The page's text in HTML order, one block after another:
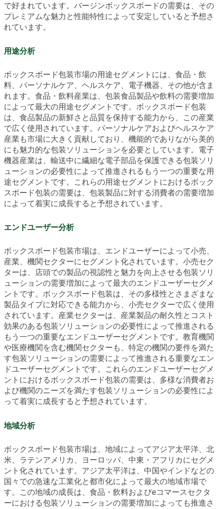
で好まれています。バージンボックスボードの需要は、その
プレミアムな魅力と性能特性によって安定していると予想さ
れています。
用途分析
ボックスボード包装市場の用途セグメントには、食品・飲
料、パーソナルケア、ヘルスケア、電子機器、その他が含ま
れます。食品・飲料産業は、包装食品製品や飲料の需要増加
によって最大の用途セグメントです。ボックスボード包装
は、食品製品の新鮮さと品質を保持する能力から、この産業
で広く使用されています。パーソナルケアおよびヘルスケア
産業も市場に大きく貢献しており、機能的でありながら美的
にも魅力的な包装ソリューションを必要としています。電子
機器産業は、輸送中に繊細な電子部品を保護できる包装ソリ
ューションの必要性によって推進されるもう一つの重要な用
途セグメントです。これらの用途セグメントにおけるボック
スボード包装の需要は、包装製品に対する消費者の需要増加
によって着実に成長すると予想されています。
エンドユーザー分析
ボックスボード包装市場は、エンドユーザーによって小売、
産業、機関セクターにセグメント化されています。小売セク
ターは、店頭での製品の視認性と魅力を向上させる包装ソリ
ューションの需要増加によって最大のエンドユーザーセグメ
ントです。ボックスボード包装は、その多様性とさまざまな
製品タイプに対応できる能力から、小売セクターで広く使用
されています。産業セクターは、産業製品の耐久性とコスト
効果のある包装ソリューションの必要性によって推進される
もう一つの重要なエンドユーザーセグメントです。教育機関
や医療機関を含む機関セクターも、特定の機関の要件を満た
す包装ソリューションの需要によって推進される重要なエン
ドユーザーセグメントです。これらのエンドユーザーセグメ
ントにおけるボックスボード包装の需要は、多様な消費者お
よび機関のニーズを満たす包装ソリューションの必要性によ
って着実に成長すると予想されています。
地域分析
ボックスボード包装市場は、地域によってアジア太平洋、北
米、ラテンアメリカ、ヨーロッパ、中東・アフリカにセグメ
ント化されています。アジア太平洋は、中国やインドなどの
国々での急速な工業化と都市化によって最大の地域市場で
す。この地域の成長は、食品・飲料およびeコマースセクタ
ーにおける包装ソリューションの需要増加によっても推進さ